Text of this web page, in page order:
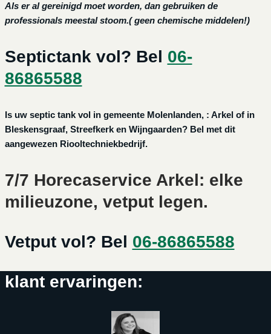
Als er al gereinigd moet worden, dan gebruiken de
professionals meestal stoom.( geen chemische middelen!)
Septictank vol? Bel 06-
86865588
Is uw septic tank vol in gemeente Molenlanden, : Arkel of in
Bleskensgraaf, Streefkerk en Wijngaarden? Bel met dit
aangewezen Riooltechniekbedrijf.
7/7 Horecaservice Arkel: elke
milieuzone, vetput legen.
Vetput vol? Bel 06-86865588
klant ervaringen: